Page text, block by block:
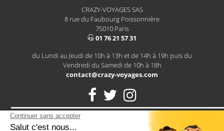
CRAZY-VOYAGES SAS
8 rue du Faubourg Poissonnière
75010 Paris
01 76 21 57 31
du Lundi au Jeudi de 10h à 13h et de 14h à 19h puis du
Vendredi du Samedi de 10h à 18h
contact@crazy-voyages.com